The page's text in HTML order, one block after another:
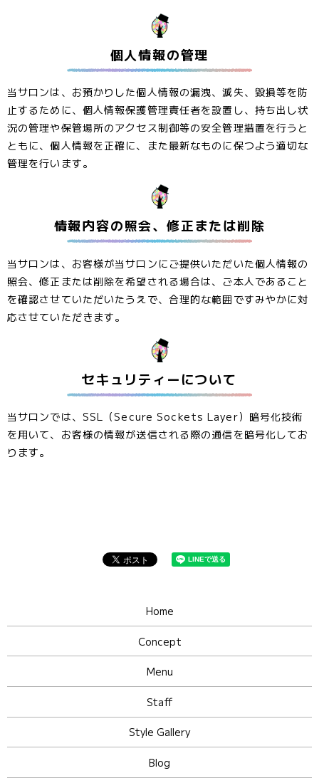
個人情報の管理
当サロンは、お預かりした個人情報の漏洩、滅失、毀損等を防
止するために、個人情報保護管理責任者を設置し、持ち出し状
況の管理や保管場所のアクセス制御等の安全管理措置を行うと
ともに、個人情報を正確に、また最新なものに保つよう適切な
管理を行います。
情報内容の照会、修正または削除
当サロンは、お客様が当サロンにご提供いただいた個人情報の
照会、修正または削除を希望される場合は、ご本人であること
を確認させていただいたうえで、合理的な範囲ですみやかに対
応させていただきます。
セキュリティーについて
当サロンでは、SSL（Secure Sockets Layer）暗号化技術
を用いて、お客様の情報が送信される際の通信を暗号化してお
ります。
Home
Concept
Menu
Staff
Style Gallery
Blog